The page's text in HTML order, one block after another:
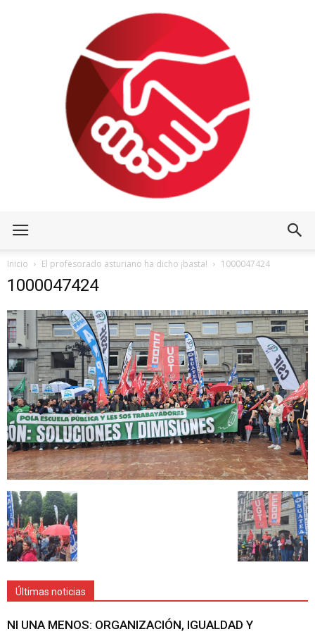
Inicio El profesorado asturiano ha dicho ¡basta! 1000047424
1000047424
Últimas noticias
NI UNA MENOS: ORGANIZACIÓN, IGUALDAD Y